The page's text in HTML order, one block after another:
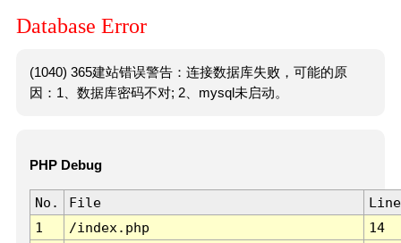
Database Error
(1040) 365建站错误警告：连接数据库失败，可能的原
因：1、数据库密码不对; 2、mysql未启动。
PHP Debug
No. File
Line
1
/index.php 14